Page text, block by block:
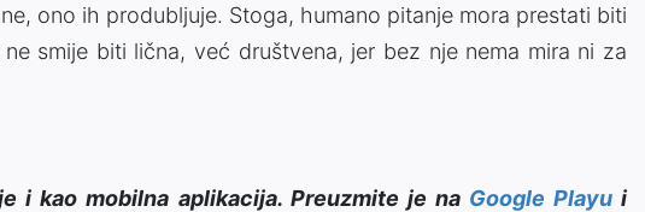
ono ih produbljuje. Stoga, humano pitanje mora prestati biti
smije biti lična, već društvena, jer bez nje nema mira ni za
i kao mobilna aplikacija. Preuzmite je na Google Playui